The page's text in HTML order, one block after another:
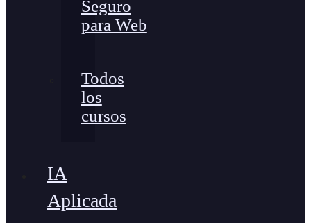
Seguro
para Web
Todos
los
cursos
IA
Aplicada